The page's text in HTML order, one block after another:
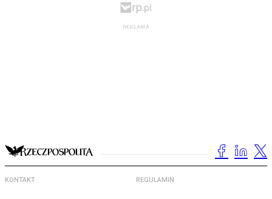
KONTAKT REGULAMIN